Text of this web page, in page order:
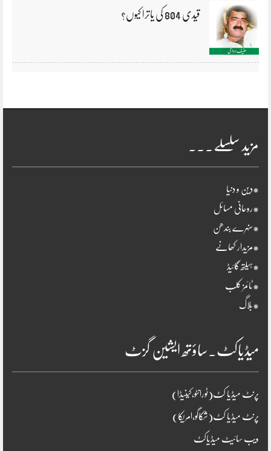
قیدی 804 کی یاترا کیوں؟
مزید سلسلے۔۔۔
*دین و دنیا
*روحانی مسائل
*سنہرے بندھن
*مزیدار کھانے
*ہیلتھ گائیڈ
*ٹائمز کلب
*بلاگ
میڈیاکٹ۔ساؤتھ ایشین گزٹ
پرنٹ میڈیا کٹ(ٹورانٹو،کینیڈا)
پرنٹ میڈیا کٹ(شکاگو،امریکا)
ویب سائیٹ میڈیاکٹ